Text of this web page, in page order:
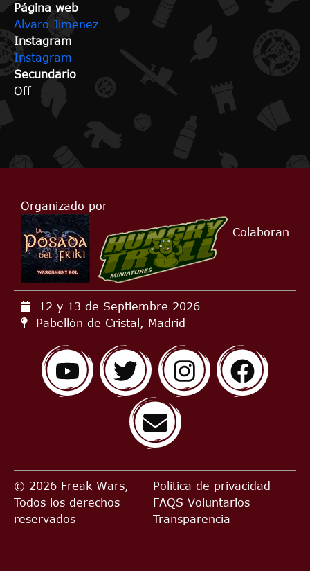
Página web
Alvaro Jimenez
Instagram
Instagram
Secundario
Off
Organizado por
Colaboran
12 y 13 de Septiembre 2026
Pabellón de Cristal, Madrid
© 2026 Freak Wars,
Todos los derechos
reservados
Política de privacidad
FAQS Voluntarios
Transparencia